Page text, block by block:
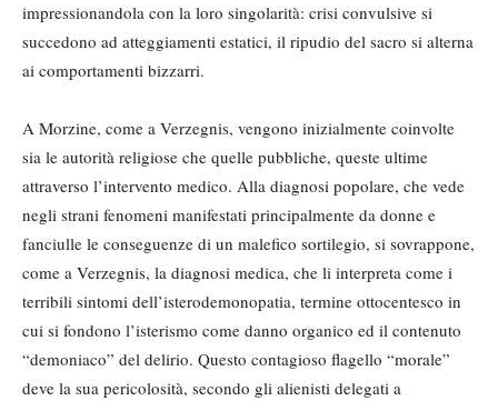
impressionandola con la loro singolarità: crisi convulsive si
succedono ad atteggiamenti estatici, il ripudio del sacro si alterna
ai comportamenti bizzarri.
A Morzine, come a Verzegnis, vengono inizialmente coinvolte
sia le autorità religiose che quelle pubbliche, queste ultime
attraverso l’intervento medico. Alla diagnosi popolare, che vede
negli strani fenomeni manifestati principalmente da donne e
fanciulle le conseguenze di un malefico sortilegio, si sovrappone,
come a Verzegnis, la diagnosi medica, che li interpreta come i
terribili sintomi dell’isterodemonopatia, termine ottocentesco in
cui si fondono l’isterismo come danno organico ed il contenuto
“demoniaco” del delirio. Questo contagioso flagello “morale”
deve la sua pericolosità, secondo gli alienisti delegati a